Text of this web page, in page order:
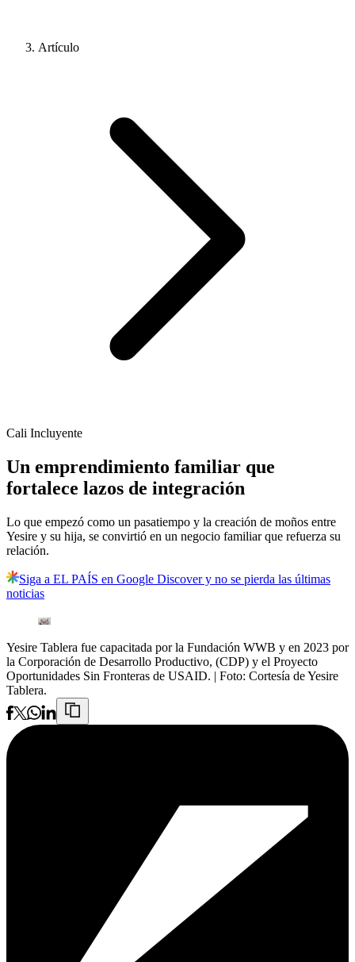
Artículo
Cali Incluyente
Un emprendimiento familiar que
fortalece lazos de integración
Lo que empezó como un pasatiempo y la creación de moños entre
Yesire y su hija, se convirtió en un negocio familiar que refuerza su
relación.
Siga a EL PAÍS en Google Discover y no se pierda las últimas
noticias
Yesire Tablera fue capacitada por la Fundación WWB y en 2023 por
la Corporación de Desarrollo Productivo, (CDP) y el Proyecto
Oportunidades Sin Fronteras de USAID. | Foto: Cortesía de Yesire
Tablera.